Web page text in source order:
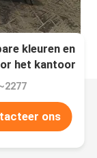
kleuren en
het kantoor
ons